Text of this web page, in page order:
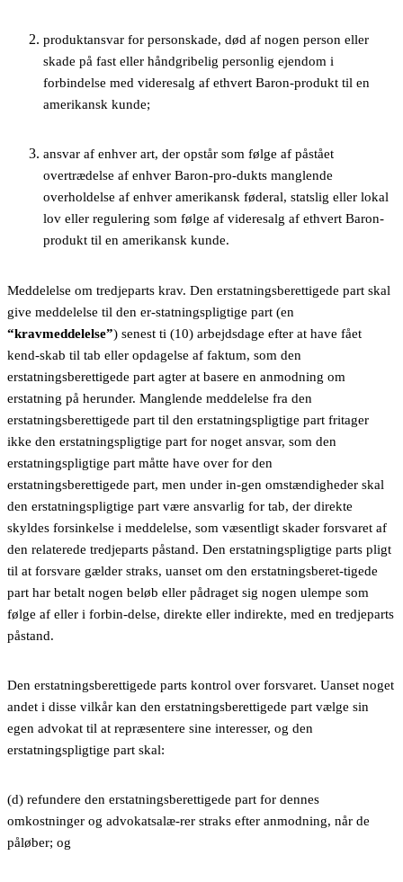
produktansvar for personskade, død af nogen person eller
skade på fast eller håndgribelig personlig ejendom i
forbindelse med videresalg af ethvert Baron-produkt til en
amerikansk kunde;
ansvar af enhver art, der opstår som følge af påstået
overtrædelse af enhver Baron-pro-dukts manglende
overholdelse af enhver amerikansk føderal, statslig eller lokal
lov eller regulering som følge af videresalg af ethvert Baron-
produkt til en amerikansk kunde.
Meddelelse om tredjeparts krav. Den erstatningsberettigede part skal
give meddelelse til den er-statningspligtige part (en
“kravmeddelelse”) senest ti (10) arbejdsdage efter at have fået
kend-skab til tab eller opdagelse af faktum, som den
erstatningsberettigede part agter at basere en anmodning om
erstatning på herunder. Manglende meddelelse fra den
erstatningsberettigede part til den erstatningspligtige part fritager
ikke den erstatningspligtige part for noget ansvar, som den
erstatningspligtige part måtte have over for den
erstatningsberettigede part, men under in-gen omstændigheder skal
den erstatningspligtige part være ansvarlig for tab, der direkte
skyldes forsinkelse i meddelelse, som væsentligt skader forsvaret af
den relaterede tredjeparts påstand. Den erstatningspligtige parts pligt
til at forsvare gælder straks, uanset om den erstatningsberet-tigede
part har betalt nogen beløb eller pådraget sig nogen ulempe som
følge af eller i forbin-delse, direkte eller indirekte, med en tredjeparts
påstand.
Den erstatningsberettigede parts kontrol over forsvaret. Uanset noget
andet i disse vilkår kan den erstatningsberettigede part vælge sin
egen advokat til at repræsentere sine interesser, og den
erstatningspligtige part skal:
(d) refundere den erstatningsberettigede part for dennes
omkostninger og advokatsalæ-rer straks efter anmodning, når de
påløber; og